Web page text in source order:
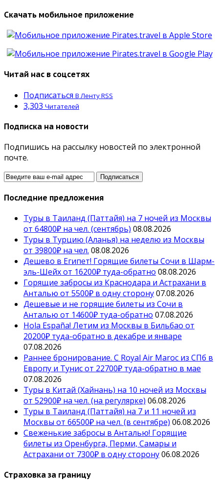
Скачать мобильное приложение
Читай нас в соцсетях
Подписаться В Ленту RSS
3,303 Читателей
Подписка на новости
Подпишись на рассылку новостей по электронной
почте.
Последние предложения
Туры в Таиланд (Паттайя) на 7 ночей из Москвы
от 64800₽ на чел. (сентябрь) 08.08.2026
Туры в Турцию (Аланья) на неделю из Москвы
от 39800₽ на чел. 08.08.2026
Дешево в Египет! Горящие билеты Сочи в Шарм-
эль-Шейх от 16200₽ туда-обратно 08.08.2026
Горящие забросы из Краснодара и Астрахани в
Анталью от 5500₽ в одну сторону07.08.2026
Дешевые и не горящие билеты из Сочи в
Анталью от 14600₽ туда-обратно 07.08.2026
Hola España! Летим из Москвы в Бильбао от
20200₽ туда-обратно в декабре и январе
07.08.2026
Раннее бронирование. С Royal Air Maroc из СПб в
Европу и Тунис от 22700₽ туда-обратно в мае
07.08.2026
Туры в Китай (Хайнань) на 10 ночей из Москвы
от 52900₽ на чел. (на регулярке) 06.08.2026
Туры в Таиланд (Паттайя) на 7 и 11 ночей из
Москвы от 66500₽ на чел. (в сентябре) 06.08.2026
Свеженькие забросы в Анталью! Горящие
билеты из Оренбурга, Перми, Самары и
Астрахани от 7300₽ в одну сторону06.08.2026
Страховка за границу